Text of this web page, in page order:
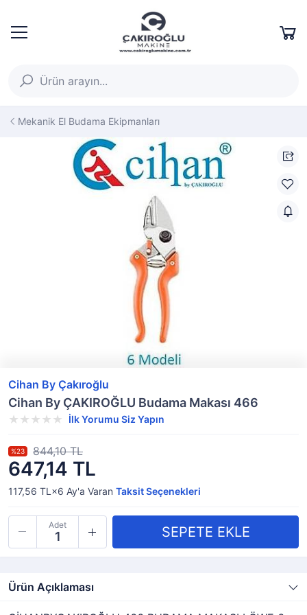
Mekanik El Budama Ekipmanları
Cihan By Çakıroğlu
Cihan By ÇAKIROĞLU Budama Makası 466
İlk Yorumu Siz Yapın
647,14 TL
%23 844,10 TL
117,56 TL×6 Ay'a Varan Taksit Seçenekleri
Adet
Ürün Açıklaması